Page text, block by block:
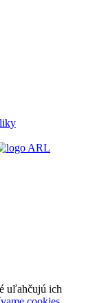
uľahčujú ich